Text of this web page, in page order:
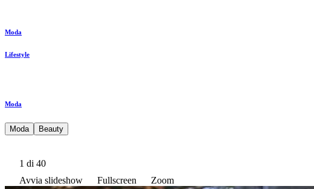
Moda
Lifestyle
Moda
Moda Beauty
1 di 40
Avvia slideshow
Fullscreen Zoom